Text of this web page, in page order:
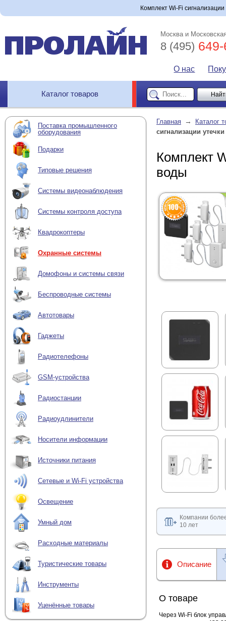
Комплект Wi-Fi
Москва и
8 (495)
О нас
Каталог товаров
Поставка промышленного
оборудования
Подарки
Типовые решения
Системы видеонаблюдения
Системы контроля доступа
Квадрокоптеры
Охранные системы
Домофоны и системы связи
Беспроводные системы
Автотовары
Гаджеты
Радиотелефоны
GSM-устройства
Радиостанции
Радиоудлинители
Носители информации
Источники питания
Сетевые и Wi-Fi устройства
Освещение
Умный дом
Расходные материалы
Туристические товары
Инструменты
Уценённые товары
Главная →
Каталог
сигнализации
Комплект
воды
Компании
10 лет
Описание
О товаре
Через Wi-Fi блок